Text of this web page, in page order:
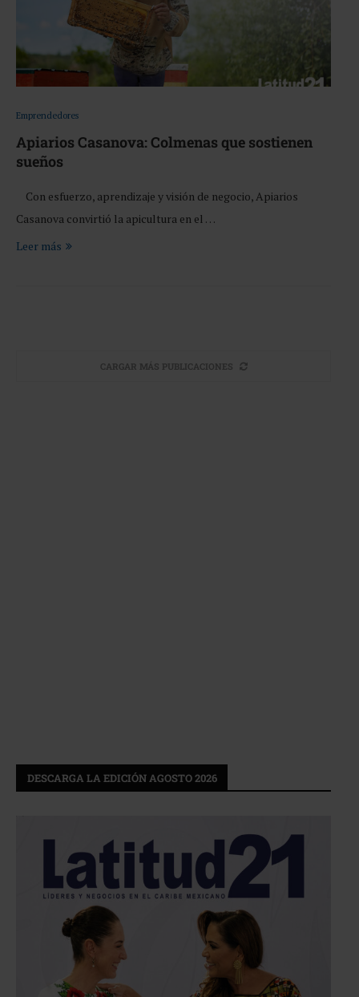
Emprendedores
Apiarios Casanova: Colmenas que sostienen
sueños
Con esfuerzo, aprendizaje y visión de negocio, Apiarios
Casanova convirtió la apicultura en el …
Leer más
CARGAR MÁS PUBLICACIONES
DESCARGA LA EDICIÓN AGOSTO 2026